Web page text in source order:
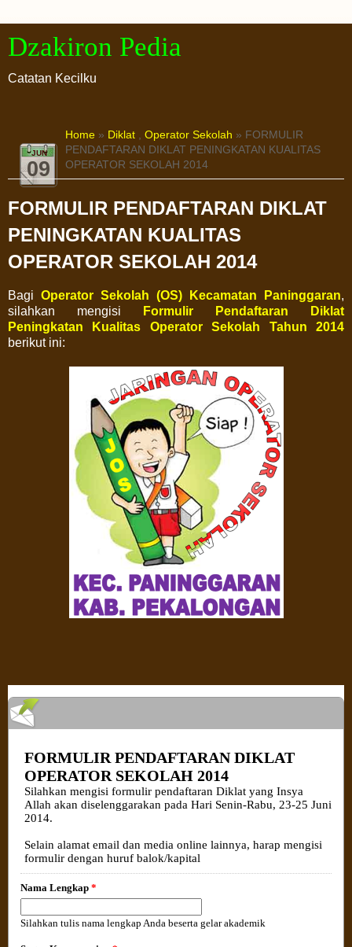
Dzakiron Pedia
Catatan Kecilku
JUN
09
Home » Diklat , Operator Sekolah » FORMULIR
PENDAFTARAN DIKLAT PENINGKATAN KUALITAS
OPERATOR SEKOLAH 2014
FORMULIR PENDAFTARAN DIKLAT
PENINGKATAN KUALITAS
OPERATOR SEKOLAH 2014
Bagi Operator Sekolah (OS) Kecamatan Paninggaran,
silahkan mengisi
Formulir Pendaftaran Diklat
Peningkatan Kualitas Operator Sekolah Tahun 2014
berikut ini: